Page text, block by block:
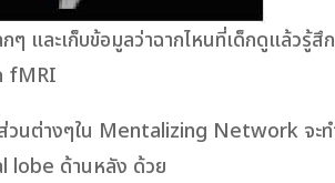
และเก็บข้อมูลว่าฉากไหนที่เด็กดูแล้วรู้สึ
fMRI
วนต่างๆใน Mentalizing Network จะ
lobe ด้านหลัง ด้วย